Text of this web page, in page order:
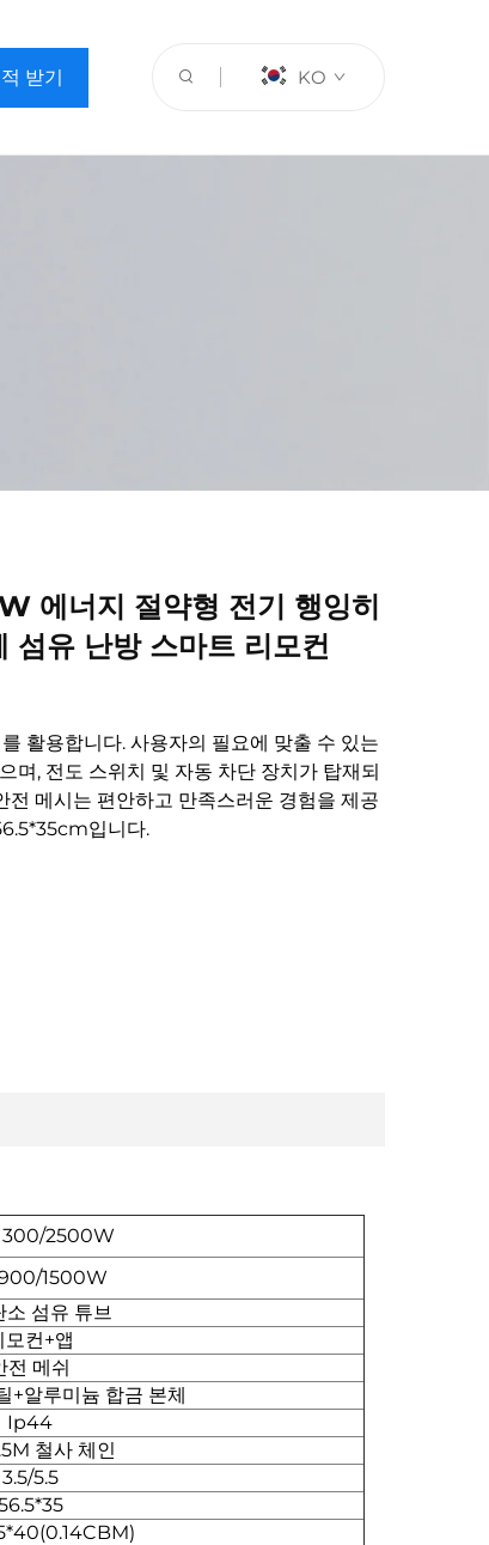
받기 KO
에너지 절약형 전기 행잉히
섬유 난방 스마트 리모컨
활용합니다. 사용자의 필요에 맞출 수 있는
며, 전도 스위치 및 자동 차단 장치가 탑재되
전 메시는 편안하고 만족스러운 경험을 제공
입니다.
2500W
1500W
섬유 튜브
모컨+앱
전 메쉬
+알루미늄 합금 본체
Ip44
철사 체인
3.5/5.5